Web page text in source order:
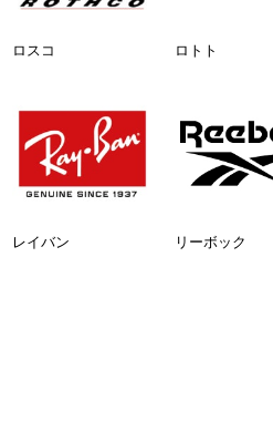
ロスコ ロトト
レイバン リーボック